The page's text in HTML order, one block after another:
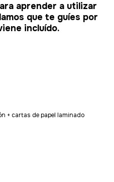
aprender a utilizar
que te guíes por
incluído.
+ cartas de papel laminado